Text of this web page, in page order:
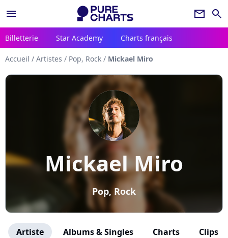
menu newsletter search
Billetterie Star Academy Charts français
Accueil / Artistes / Pop, Rock / Mickael Miro
Mickael Miro
Pop, Rock
Artiste Albums & Singles Charts Clips